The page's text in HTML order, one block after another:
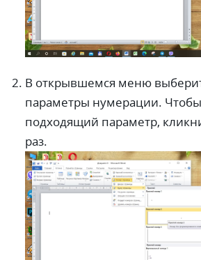
В открывшемся меню
параметры нумерации.
подходящий параметр,
раз.